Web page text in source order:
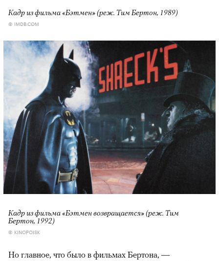
Кадр из фильма «Бэтмен» (реж. Тим Бертон, 1989)
© IMDB.COM
Кадр из фильма «Бэтмен возвращается» (реж. Тим
Бертон, 1992)
© KINOPOISK
Но главное, что было в фильмах Бертона, —